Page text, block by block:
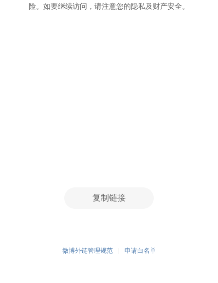
险。如要继续访问，请注意您的隐私及财产安全。
复制链接
微博外链管理规范 申请白名单